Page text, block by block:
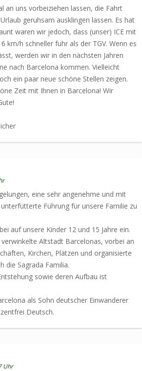
an uns vorbeiziehen lassen, die Fahrt
geruhsam ausklingen lassen. Es hat
waren wir jedoch, dass (unser) ICE mit
km/h schneller fuhr als der TGV. Wenn es
werden wir in den nächsten Jahren
nach Barcelona kommen. Vielleicht
ein paar neue schöne Stellen zeigen.
Zeit mit Ihnen in Barcelona! Wir
eine sehr angenehme und mit
Führung für unsere Familie zu
auf unsere Kinder 12 und 15 Jahre ein.
Altstadt Barcelonas, vorbei an
Kirchen, Plätzen und organisierte
die Sagrada Familia.
sowie deren Aufbau ist
als Sohn deutscher Einwanderer
Deutsch.
Uhr